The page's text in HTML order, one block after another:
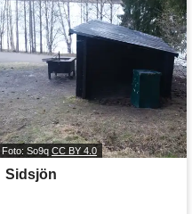
Foto: So9q CC BY 4.0
Sidsjön